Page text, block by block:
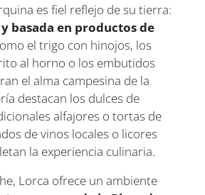
es fiel reflejo de su tierra:
basada en productos de
el trigo con hinojos, los
al horno o los embutidos
el alma campesina de la
destacan los dulces de
alfajores o tortas de
de vinos locales o licores
la experiencia culinaria.
Lorca ofrece un ambiente